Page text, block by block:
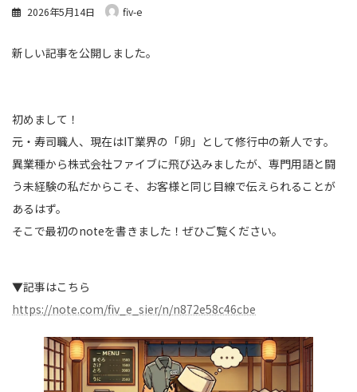
2026年5月14日 fiv-e
新しい記事を公開しました。
初めまして！
元・寿司職人、現在はIT業界の「卵」として修行中の新人です。
異業種から株式会社ファイブに飛び込みましたが、専門用語と闘
う未経験の私だからこそ、お客様と同じ目線で伝えられることが
あるはず。
そこで最初のnoteを書きました！ぜひご覧ください。
▼記事はこちら
https://note.com/fiv_e_sier/n/n872e58c46cbe